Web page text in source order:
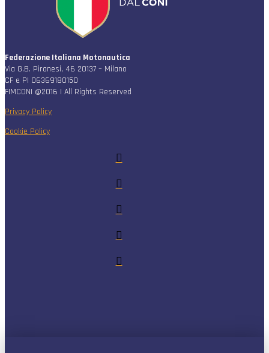
Federazione Italiana Motonautica
Via G.B. Piranesi, 46 20137 – Milano
CF e PI 06369180150
FIMCONI @2016 | All Rights Reserved
Privacy Policy
Cookie Policy